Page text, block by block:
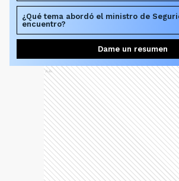
¿Qué tema abordó el ministro de
encuentro?
Dame un resumen
Ads